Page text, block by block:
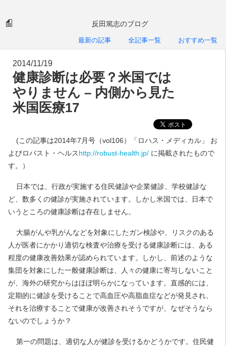
反田篤志のブログ
最新の記事 全記事一覧 おすすめ一覧
2014/11/19
健康診断は必要？米国では
やりません – 内側から見た
米国医療17
(この記事は2014年7月号（vol106）「ロハス・メディカル」 お
よびロバスト・ヘルスhttp://robust-health.jp/ に掲載されたもので
す。）
日本では、行政が実施する住民健診や企業健診、学校健診な
ど、数多くの健診が実施されています。しかし米国では、日本で
いうところの健康診断は存在しません。
大腸がんや乳がんなどを対象にしたガン検診や、リスクのある
人が医者にかかり適切な検査や治療を受ける健康診断には、ある
程度の健康改善効果が認められています。しかし、前述のような
集団を対象にした一般健康診断は、人々の健康に寄与しないこと
が、海外の研究からはほぼ明らかになっています。直感的には、
定期的に健診を受けることで高血圧や高脂血症などが発見され、
それを治療することで健康が改善されそうですが、なぜそうなら
ないのでしょうか？
第一の問題は、適切な人が健診を受けるかどうかです。住民健